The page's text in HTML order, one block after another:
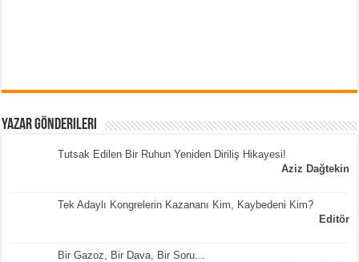
Yazar Gönderileri
Tutsak Edilen Bir Ruhun Yeniden Diriliş Hikayesi!
Aziz Dağtekin
Tek Adaylı Kongrelerin Kazananı Kim, Kaybedeni Kim?
Editör
Bir Gazoz, Bir Dava, Bir Soru…